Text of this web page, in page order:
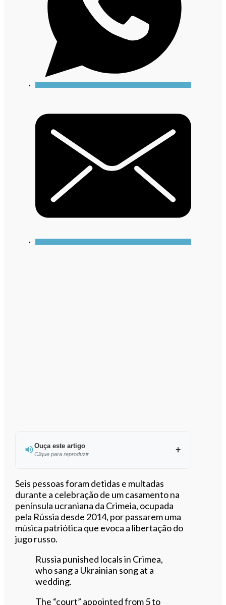
Ouça este artigo
Clique para reproduzir
Ouvir este artigo
Seis pessoas foram detidas e multadas
durante a celebração de um casamento na
península ucraniana da Crimeia, ocupada
pela Rússia desde 2014, por passarem uma
música patriótica que evoca a libertação do
jugo russo.
Russia punished locals in Crimea,
who sang a Ukrainian song at a
wedding.
The “court” appointed from 5 to